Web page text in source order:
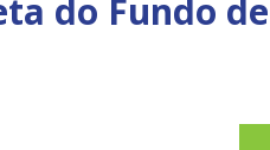
do Fundo